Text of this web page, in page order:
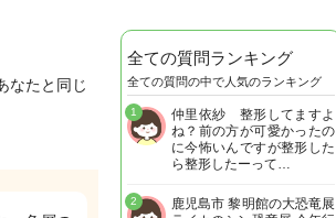
なたと同じ
全ての質問ランキング
全ての質問の中で人気のランキング
仲里依紗 整形してますよ
ね？前の方が可愛かったの
に今怖いんですが整形した
ら整形したーって…
1
鹿児島市 黎明館の大恐竜展
2